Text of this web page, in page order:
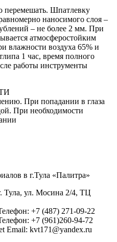
перемешать. Шпатлевку
наносимого слоя –
– не более 2 мм. При
атмосферостойким
влажности воздуха 65% и
1 час, время полного
работы инструменты
При попадании в глаза
При необходимости
в г.Тула «Палитра»
Тула, ул. Мосина 2/4, ТЦ
+7 (487) 271-09-22
+7 (961)260-94-72
Email: kvt171@yandex.ru